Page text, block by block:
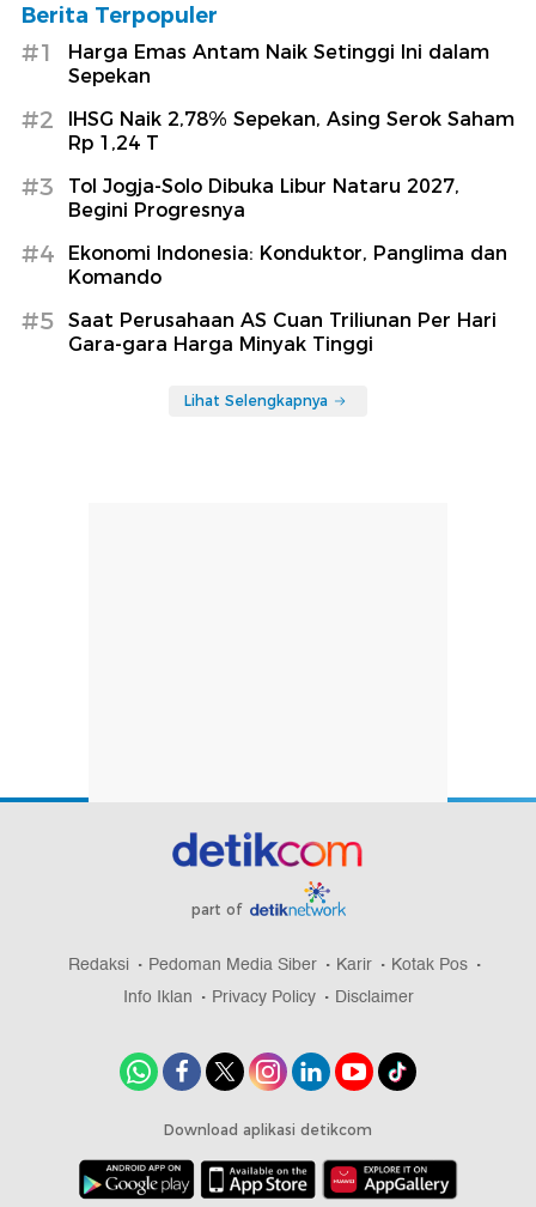
Berita Terpopuler
#1
Harga Emas Antam Naik Setinggi Ini dalam
Sepekan
#2
IHSG Naik 2,78% Sepekan, Asing Serok Saham
Rp 1,24 T
#3
Tol Jogja-Solo Dibuka Libur Nataru 2027,
Begini Progresnya
#4
Ekonomi Indonesia: Konduktor, Panglima dan
Komando
#5
Saat Perusahaan AS Cuan Triliunan Per Hari
Gara-gara Harga Minyak Tinggi
Lihat Selengkapnya
part of
Redaksi Pedoman Media Siber Karir
Kotak Pos
Info Iklan
Privacy Policy Disclaimer
Download aplikasi detikcom